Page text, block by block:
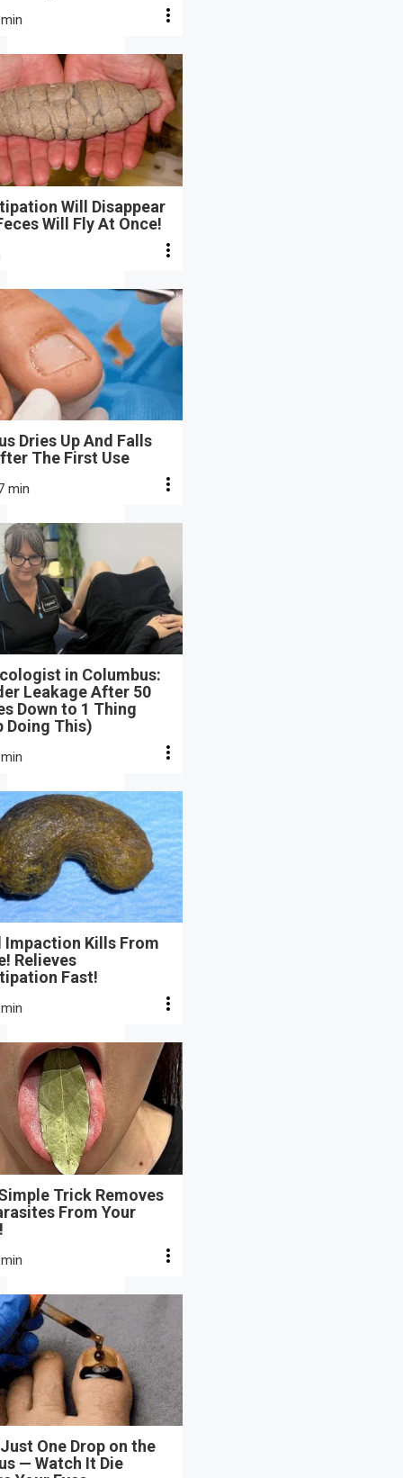
Will Disappear
Will Fly At Once!
Dries Up And Falls
The First Use
min
in Columbus:
Leakage After 50
Down to 1 Thing
Doing This)
Impaction Kills From
Relieves
Fast!
Trick Removes
From Your
One Drop on the
— Watch It Die